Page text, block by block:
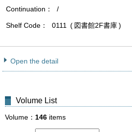
Continuation
/
Shelf Code 0111 図書館2F書庫
Open the detail
Volume List
Volume 146 items